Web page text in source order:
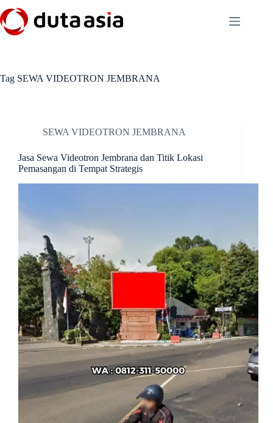
to
content
Tag SEWA VIDEOTRON JEMBRANA
SEWA VIDEOTRON JEMBRANA
Jasa Sewa Videotron Jembrana dan Titik Lokasi
Pemasangan di Tempat Strategis